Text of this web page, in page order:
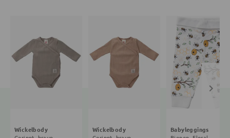
Wickelbody
Wickelbody
Babyleggings